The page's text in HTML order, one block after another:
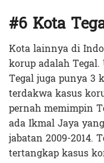
#6 Kota
Kota lainnya di
korup adalah
Tegal juga punya 3
terdakwa kasus
pernah memimpin
ada Ikmal Jaya
jabatan 2009-2014.
tertangkap kasus